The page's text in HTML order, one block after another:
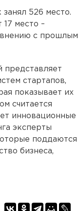
526 место.
17 место –
с прошлым
представляет
стартапов,
показывает их
считается
инновационные
эксперты
поддаются
бизнеса,